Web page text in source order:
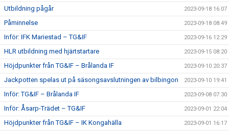
Utbildning pågår 2023-09-18 16:07
Påminnelse 2023-09-18 08:49
Inför: IFK Mariestad – TG&IF 2023-09-16 12:29
HLR utbildning med hjärtstartare 2023-09-15 08:20
Höjdpunkter från TG&IF – Brålanda IF 2023-09-10 20:37
Jackpotten spelas ut på säsongsavslutningen av bilbingon 2023-09-10 19:41
Inför: TG&IF – Brålanda IF 2023-09-08 07:30
Inför: Åsarp-Trädet – TG&IF 2023-09-01 22:04
Höjdpunkter från TG&IF – IK Kongahälla 2023-09-01 16:17